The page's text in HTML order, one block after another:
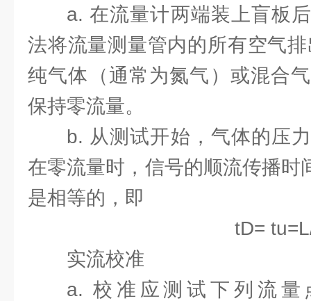
a. 在流量计两端装上盲板
法将流量测量管内的所有空气
纯气体（通常为氮气）或混合
保持零流量。
b. 从测试开始，气体的压
在零流量时，信号的顺流传播时
是相等的，即
tD=
实流校准
a. 校准应测试下列流量